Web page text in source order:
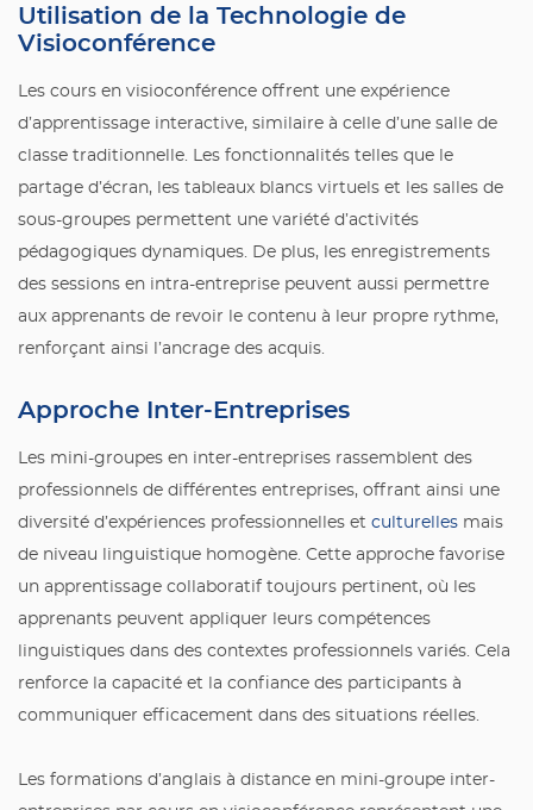
Utilisation de la Technologie de
Visioconférence
Les cours en visioconférence offrent une expérience
d’apprentissage interactive, similaire à celle d’une salle de
classe traditionnelle. Les fonctionnalités telles que le
partage d’écran, les tableaux blancs virtuels et les salles de
sous-groupes permettent une variété d’activités
pédagogiques dynamiques. De plus, les enregistrements
des sessions en intra-entreprise peuvent aussi permettre
aux apprenants de revoir le contenu à leur propre rythme,
renforçant ainsi l’ancrage des acquis.
Approche Inter-Entreprises
Les mini-groupes en inter-entreprises rassemblent des
professionnels de différentes entreprises, offrant ainsi une
diversité d’expériences professionnelles et culturelles mais
de niveau linguistique homogène. Cette approche favorise
un apprentissage collaboratif toujours pertinent, où les
apprenants peuvent appliquer leurs compétences
linguistiques dans des contextes professionnels variés. Cela
renforce la capacité et la confiance des participants à
communiquer efficacement dans des situations réelles.
Les formations d’anglais à distance en mini-groupe inter-